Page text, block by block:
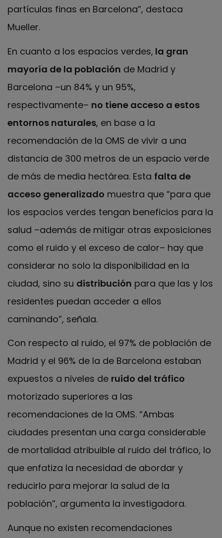
partículas finas en Barcelona”, destaca
Mueller.
En cuanto a los espacios verdes, la gran
mayoría de la población de Madrid y
Barcelona –un 84% y un 95%,
respectivamente– no tiene acceso a estos
entornos naturales, en base a la
recomendación de la OMS de vivir a una
distancia de 300 metros de un espacio verde
de más de media hectárea. Esta falta de
acceso generalizado muestra que “para que
los espacios verdes tengan beneficios para la
salud –además de mitigar otras exposiciones
como el ruido y el exceso de calor– hay que
considerar no solo la disponibilidad en la
ciudad, sino su distribución para que las y los
residentes puedan acceder a ellos
caminando”, señala.
Con respecto al ruido, el 97% de población de
Madrid y el 96% de la de Barcelona estaban
expuestos a niveles de ruido del tráfico
motorizado superiores a las
recomendaciones de la OMS. “Ambas
ciudades presentan una carga considerable
de mortalidad atribuible al ruido del tráfico, lo
que enfatiza la necesidad de abordar y
reducirlo para mejorar la salud de la
población”, argumenta la investigadora.
Aunque no existen recomendaciones